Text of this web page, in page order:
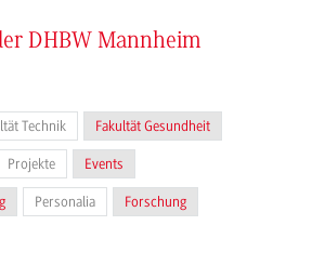
DHBW Mannheim
Technik Fakultät Gesundheit
Projekte Events
Personalia Forschung